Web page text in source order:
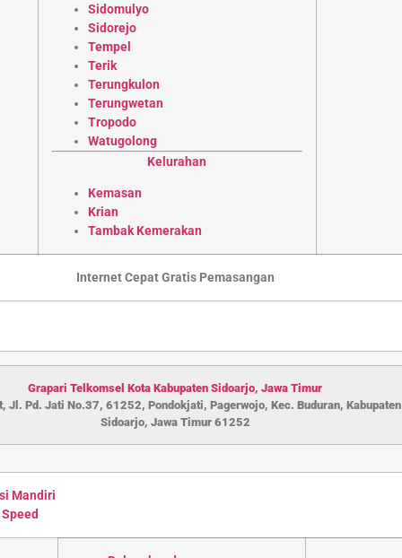
Sidomulyo
Sidorejo
Tempel
Terik
Terungkulon
Terungwetan
Tropodo
Watugolong
Kelurahan
Kemasan
Krian
Tambak Kemerakan
Internet Cepat Gratis Pemasangan
Grapari Telkomsel Kota Kabupaten Sidoarjo, Jawa Timur
Jl. Pd. Jati No.37, 61252, Pondokjati, Pagerwojo, Kec. Buduran, Kabupaten
Sidoarjo, Jawa Timur 61252
Mandiri